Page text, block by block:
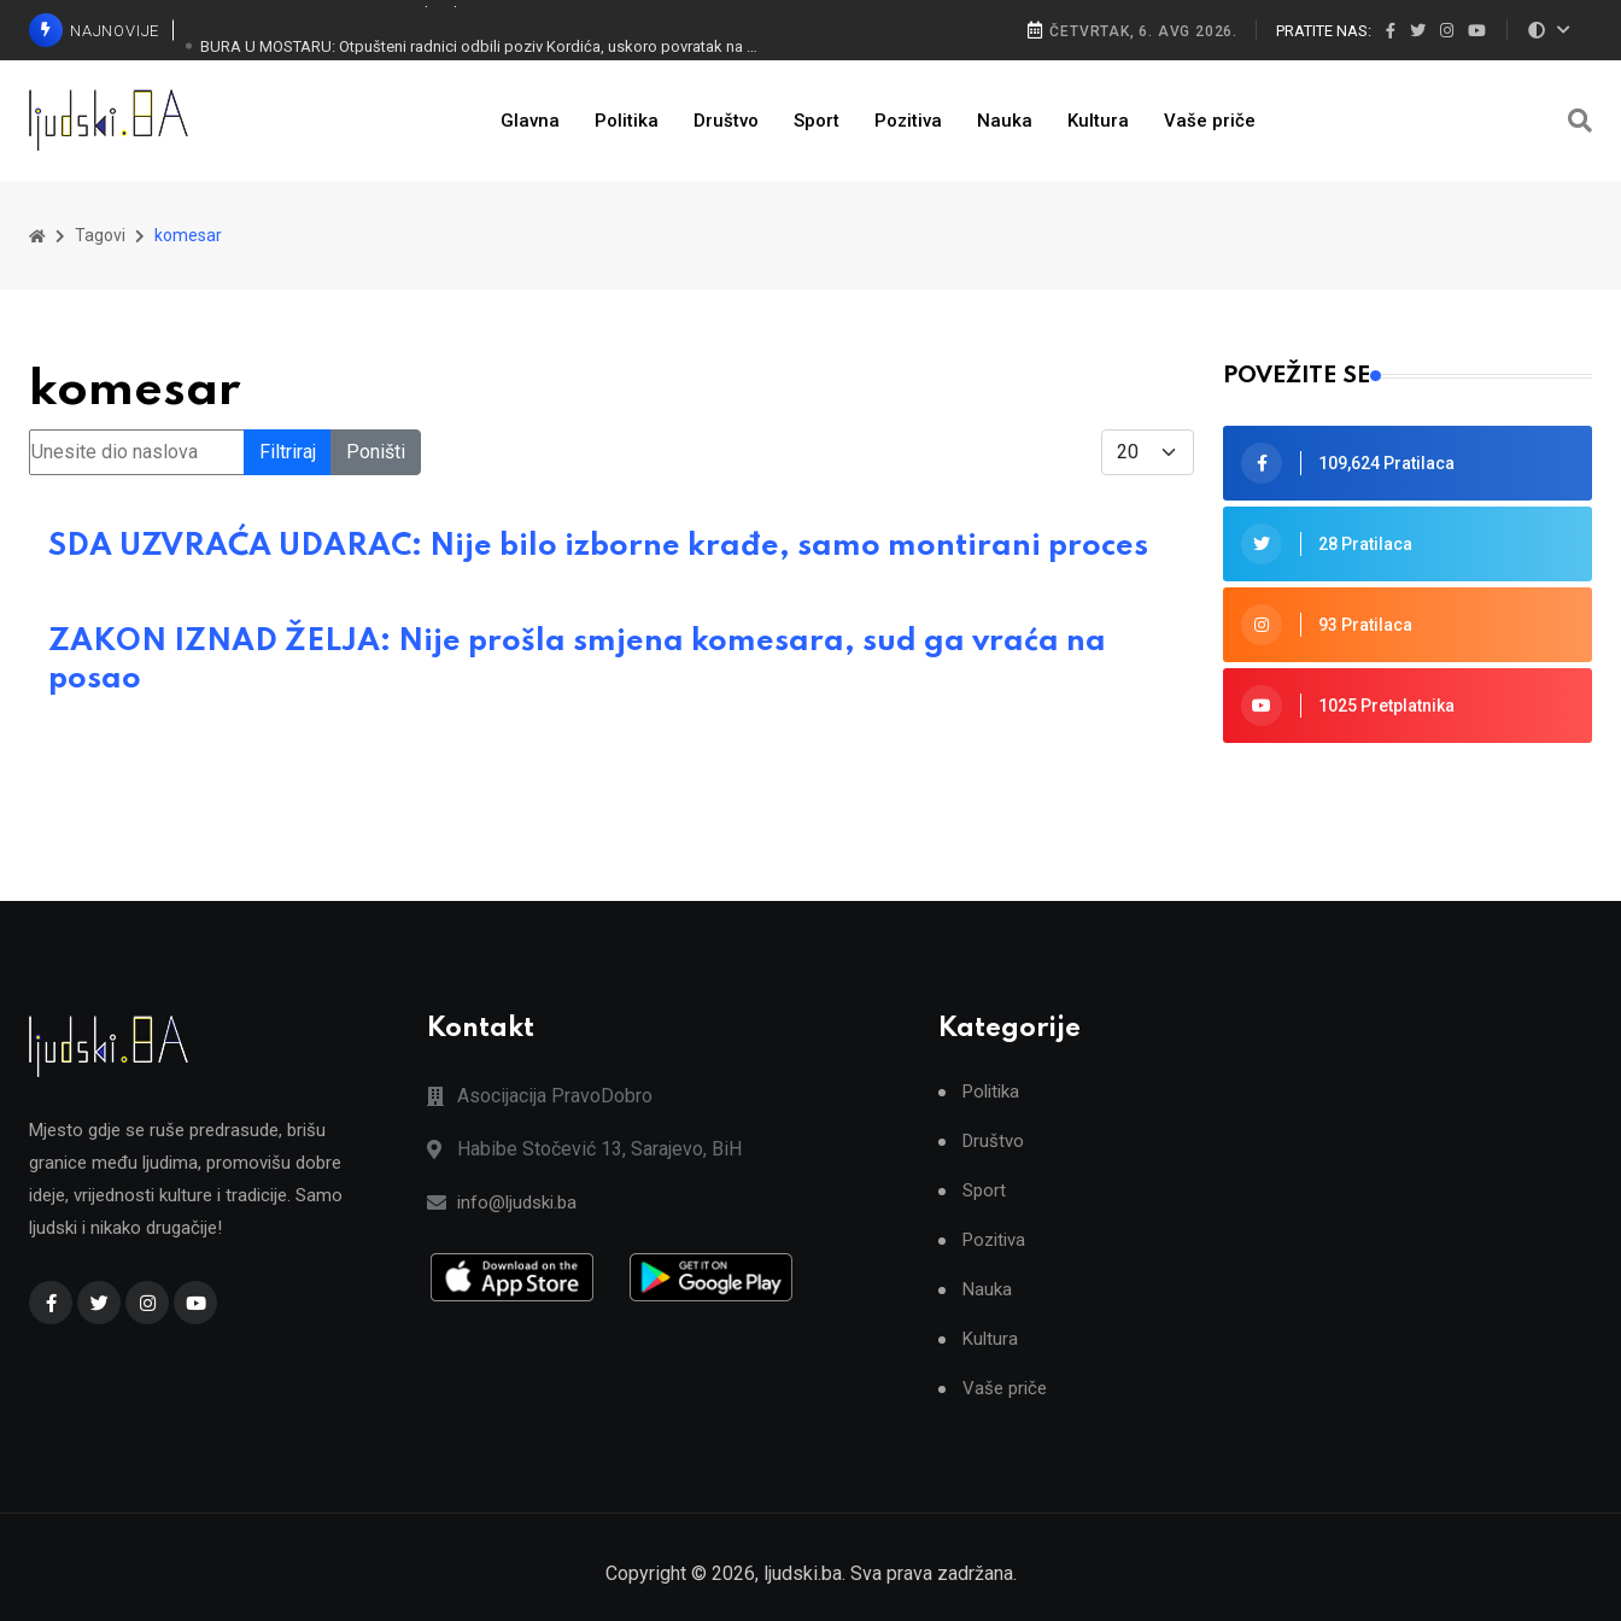
NAJNOVIJE ČETVRTAK, 6. AVG 2026. PRATITE NAS:
Glavna Politika Društvo Sport Pozitiva Nauka Kultura Vaše priče
Tagovi komesar
komesar
Unesite dio naslova Filtriraj Poništi Display #
SDA UZVRAĆA UDARAC: Nije bilo izborne krađe, samo montirani proces
ZAKON IZNAD ŽELJA: Nije prošla smjena komesara, sud ga vraća na
posao
POVEŽITE SE
109,624 Pratilaca
28 Pratilaca
93 Pratilaca
1025 Pretplatnika
Mjesto gdje se ruše predrasude, brišu
granice među ljudima, promovišu dobre
ideje, vrijednosti kulture i tradicije. Samo
ljudski i nikako drugačije!
Kontakt
Asocijacija PravoDobro
Habibe Stočević 13, Sarajevo, BiH
info@ljudski.ba
Kategorije
Politika
Društvo
Sport
Pozitiva
Nauka
Kultura
Vaše priče
Copyright © 2026, ljudski.ba. Sva prava zadržana.